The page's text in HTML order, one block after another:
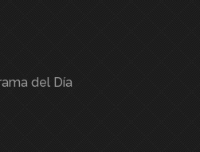
del Día